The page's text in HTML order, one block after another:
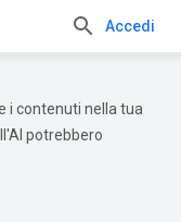
Accedi
i contenuti nella tua
potrebbero